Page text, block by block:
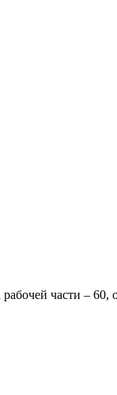
части – 60,